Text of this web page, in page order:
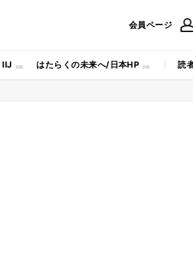
会員ページ
IIJ はたらくの未来へ/日本HP 読